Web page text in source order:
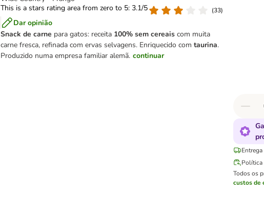
This is a stars rating area from zero to 5: 3.1/5
(33)
Dar opinião
Snack de carne para gatos: receita 100% sem cereais com muita
carne fresca, refinada com ervas selvagens. Enriquecido comtaurina.
Produzido numa empresa familiar alemã. continuar
Política
Todos os
custos de